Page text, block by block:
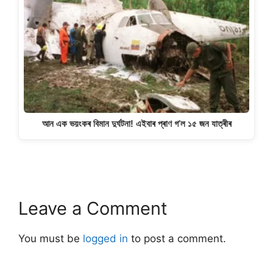
আন এক ভয়ংকৰ বিমান দুৰ্ঘটনা! এইবাৰ প্ৰাণ গ’ল ১৫ জন যাত্ৰীৰ
Leave a Comment
You must be logged in to post a comment.